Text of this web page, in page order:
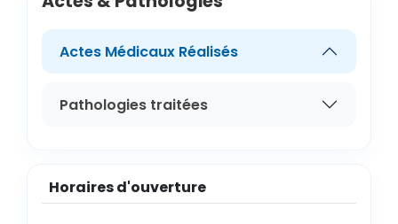
Actes Médicaux Réalisés
Pathologies traitées
Horaires d'ouverture